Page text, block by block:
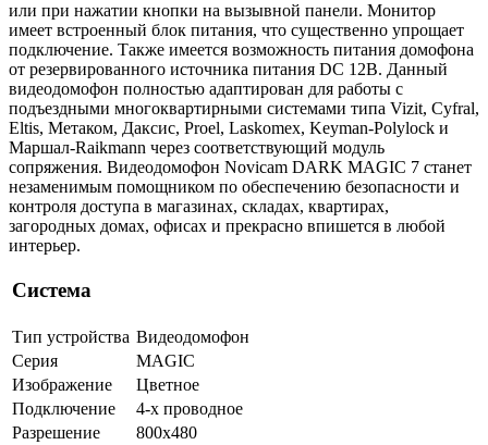
или при нажатии кнопки на вызывной панели. Монитор
имеет встроенный блок питания, что существенно упрощает
подключение. Также имеется возможность питания домофона
от резервированного источника питания DC 12В. Данный
видеодомофон полностью адаптирован для работы с
подъездными многоквартирными системами типа Vizit, Cyfral,
Eltis, Метаком, Даксис, Proel, Laskomex, Keyman-Polylock и
Маршал-Raikmann через соответствующий модуль
сопряжения. Видеодомофон Novicam DARK MAGIC 7 станет
незаменимым помощником по обеспечению безопасности и
контроля доступа в магазинах, складах, квартирах,
загородных домах, офисах и прекрасно впишется в любой
интерьер.
Система
Тип устройства Видеодомофон
Серия
MAGIC
Изображение
Цветное
Подключение
4-х проводное
Разрешение
800x480